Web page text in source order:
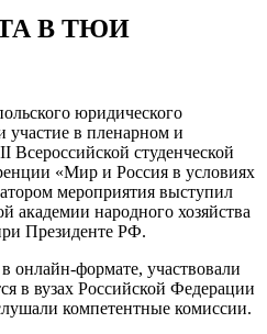
В ТЮИ
юридического
участие в пленарном и
студенческой
«Мир и Россия в условиях
мероприятия выступил
академии народного хозяйства
Президенте РФ.
формате, участвовали
в вузах Российской Федерации
компетентные комиссии.